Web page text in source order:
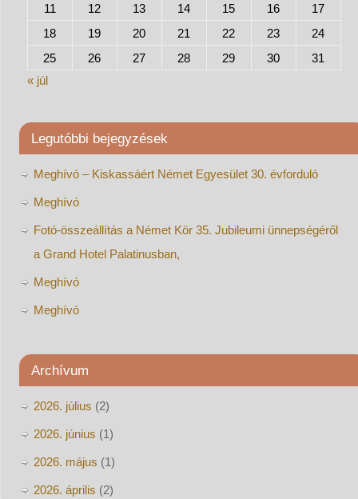
11
12 13 14 15 16
17
18
19 20 21 22 23
24
25
26 27 28 29 30
31
« júl
Legutóbbi bejegyzések
Meghívó – Kiskassáért Német Egyesület 30. évforduló
Meghívó
Fotó-összeállítás a Német Kör 35. Jubileumi ünnepségéről
a Grand Hotel Palatinusban,
Meghívó
Meghívó
Archívum
2026. július (2)
2026. június (1)
2026. május (1)
2026. április (2)